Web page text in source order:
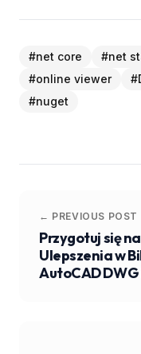
#net core #net
#online viewer #
#nuget
← PREVIOUS POST
Przygotuj się
Ulepszenia w
AutoCAD DWG